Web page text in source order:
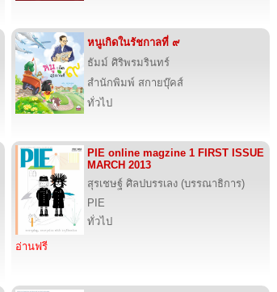
หนูเกิดในรัชกาลที่ ๙
ธัมม์ ศิริพรมรินทร์
สำนักพิมพ์ สกายบุ๊คส์
ทั่วไป
PIE online magzine 1 FIRST ISSUE
MARCH 2013
สุรเชษฐ์ ศิลปบรรเลง (บรรณาธิการ)
PIE
ทั่วไป
อ่านฟรี